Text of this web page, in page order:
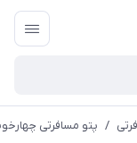
/ پتو مسافرتی